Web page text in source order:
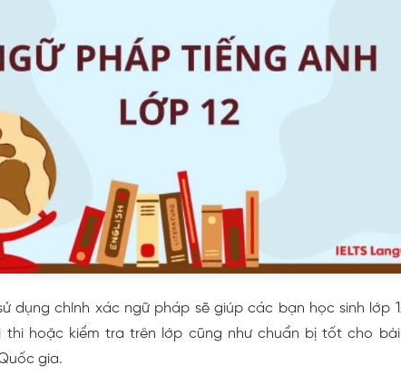
dụng chính xác ngữ pháp sẽ giúp các bạn học sinh lớp
thi hoặc kiểm tra trên lớp cũng như chuẩn bị tốt cho
gia.